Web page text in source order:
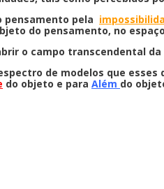
pensamento pela
do pensamento, no
o campo transcendental
de modelos que
do objeto e para Além do